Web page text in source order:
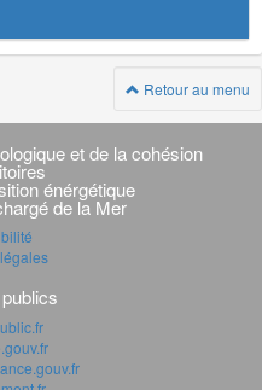
Retour au menu
et de la cohésion
énérgétique
de la Mer